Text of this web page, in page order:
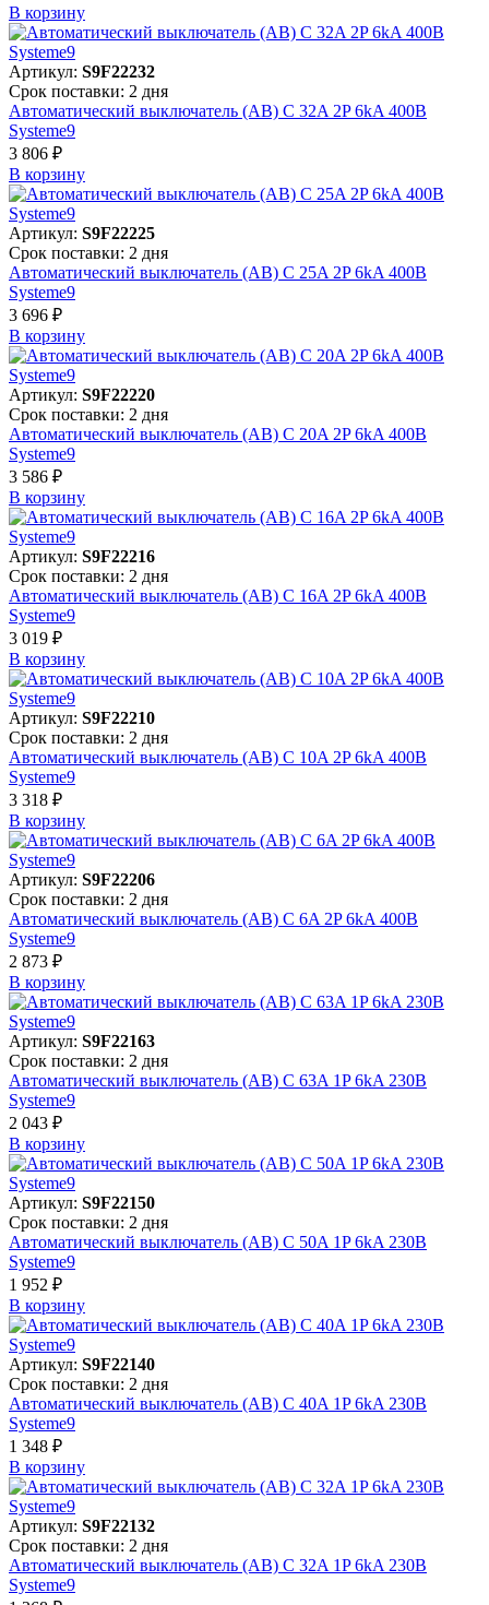
В корзинy
Артикул: S9F22232
Срок поставки: 2 дня
Автоматический выключатель (АВ) C 32A 2P 6kA 400В
Systeme9
3 806 ₽
В корзинy
Артикул: S9F22225
Срок поставки: 2 дня
Автоматический выключатель (АВ) C 25A 2P 6kA 400В
Systeme9
3 696 ₽
В корзинy
Артикул: S9F22220
Срок поставки: 2 дня
Автоматический выключатель (АВ) C 20A 2P 6kA 400В
Systeme9
3 586 ₽
В корзинy
Артикул: S9F22216
Срок поставки: 2 дня
Автоматический выключатель (АВ) C 16A 2P 6kA 400В
Systeme9
3 019 ₽
В корзинy
Артикул: S9F22210
Срок поставки: 2 дня
Автоматический выключатель (АВ) C 10A 2P 6kA 400В
Systeme9
3 318 ₽
В корзинy
Артикул: S9F22206
Срок поставки: 2 дня
Автоматический выключатель (АВ) C 6A 2P 6kA 400В
Systeme9
2 873 ₽
В корзинy
Артикул: S9F22163
Срок поставки: 2 дня
Автоматический выключатель (АВ) C 63A 1P 6kA 230В
Systeme9
2 043 ₽
В корзинy
Артикул: S9F22150
Срок поставки: 2 дня
Автоматический выключатель (АВ) C 50A 1P 6kA 230В
Systeme9
1 952 ₽
В корзинy
Артикул: S9F22140
Срок поставки: 2 дня
Автоматический выключатель (АВ) C 40A 1P 6kA 230В
Systeme9
1 348 ₽
В корзинy
Артикул: S9F22132
Срок поставки: 2 дня
Автоматический выключатель (АВ) C 32A 1P 6kA 230В
Systeme9